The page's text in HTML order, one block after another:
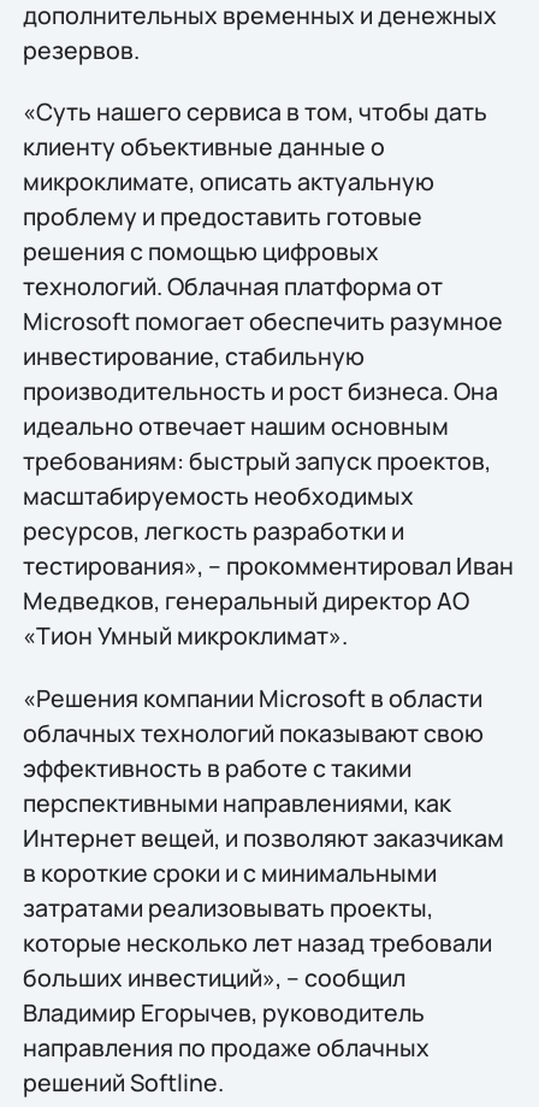
дополнительных временных и денежных
резервов.
«Суть нашего сервиса в том, чтобы дать
клиенту объективные данные о
микроклимате, описать актуальную
проблему и предоставить готовые
решения с помощью цифровых
технологий. Облачная платформа от
Microsoft помогает обеспечить разумное
инвестирование, стабильную
производительность и рост бизнеса. Она
идеально отвечает нашим основным
требованиям: быстрый запуск проектов,
масштабируемость необходимых
ресурсов, легкость разработки и
тестирования», – прокомментировал Иван
Медведков, генеральный директор АО
«Тион Умный микроклимат».
«Решения компании Microsoft в области
облачных технологий показывают свою
эффективность в работе с такими
перспективными направлениями, как
Интернет вещей, и позволяют заказчикам
в короткие сроки и с минимальными
затратами реализовывать проекты,
которые несколько лет назад требовали
больших инвестиций», – сообщил
Владимир Егорычев, руководитель
направления по продаже облачных
решений Softline.